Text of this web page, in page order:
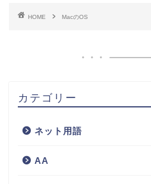
HOME MacのOS
カテゴリー
ネット用語
AA